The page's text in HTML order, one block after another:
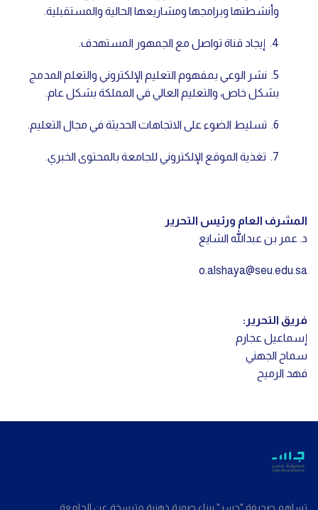
وأنشطتها وبرامجها ومشاريعها الحالية والمستقبلية.
4. إيجاد قناة تواصل مع الجمهور المستهدف.
5. نشر الوعي بمفهوم التعليم الإلكتروني والتعلم المدمج
بشكل خاص، والتعليم العالي في المملكة بشكل عام.
6. تسليط الضوء على الاتجاهات الحديثة في مجال التعليم.
7. تغذية الموقع الإلكتروني للجامعة بالمحتوى الخبري.
المشرف العام ورئيس التحرير
د. عمر بن عبدالله الشايع
o.alshaya@seu.edu.sa
فريق التحرير:
إسماعيل عجارم
سماح الجهني
فهد الرميح
تساهم صحيفة "جسر" ببناء صورة ذهنية مترسخة عن الجامعة